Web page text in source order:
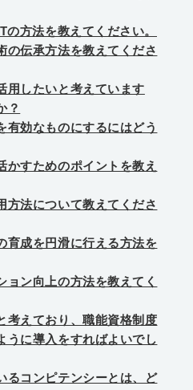
方法を教えてください。
の伝承方法を教えてくださ
用したいと考えています
？
有効なものにするにはどう
かすためのポイントを教え
方法について教えてくださ
育成を円滑に行える方法を
ョン向上の方法を教えてく
考えており、職能資格制度
うに導入をすればよいでし
るコンピテンシーとは、ど